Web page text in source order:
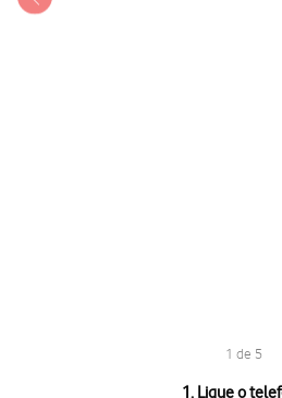
1 de 5
1. Ligue o